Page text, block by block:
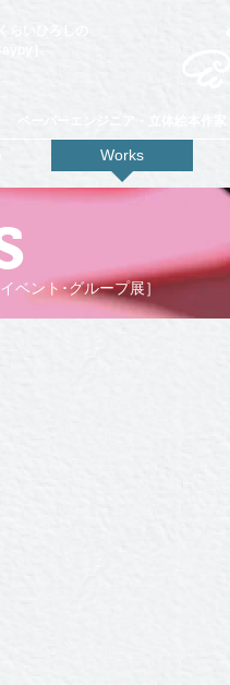
らいひろしの
Works
ベント･グループ展］